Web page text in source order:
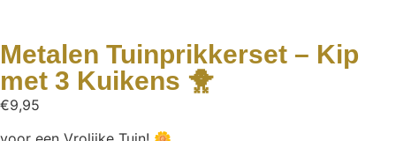
Metalen Tuinprikkerset – Kip
met 3 Kuikens 🐥
€9,95